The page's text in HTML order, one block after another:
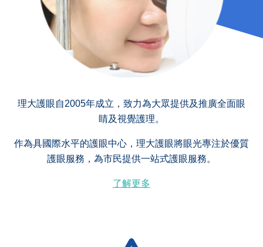
理大護眼自2005年成立，致力為大眾提供及推廣全面眼
睛及視覺護理。
作為具國際水平的護眼中心，理大護眼將眼光專注於優質
護眼服務，為市民提供一站式護眼服務。
了解更多